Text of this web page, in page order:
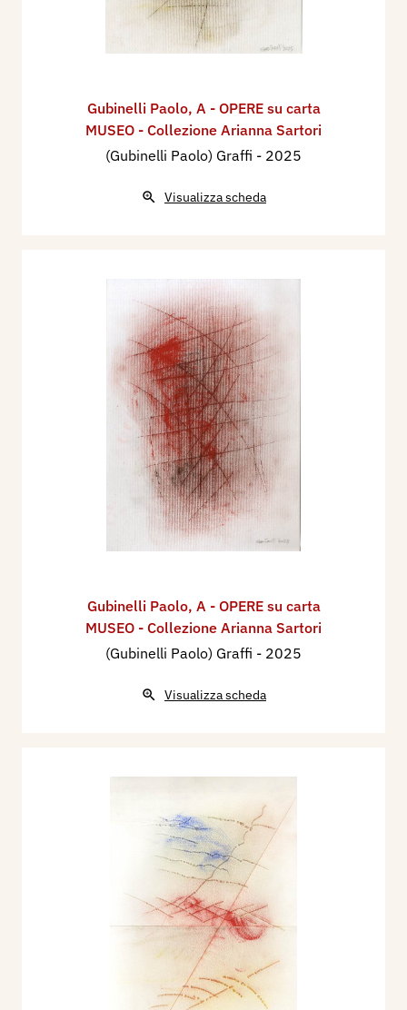
Gubinelli Paolo, A - OPERE su carta
MUSEO - Collezione Arianna Sartori
(Gubinelli Paolo) Graffi - 2025
Visualizza scheda
Gubinelli Paolo, A - OPERE su carta
MUSEO - Collezione Arianna Sartori
(Gubinelli Paolo) Graffi - 2025
Visualizza scheda